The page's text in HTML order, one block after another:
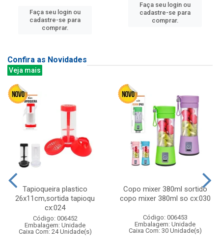
Faça seu login ou
cadastre-se para
comprar.
Faça seu login ou
cadastre-se para
comprar.
Confira as Novidades
Veja mais
Tapioqueira plastico
26x11cm,sortida tapioqu
cx:024
Código: 006452
Embalagem: Unidade
Caixa Com: 24 Unidade(s)
Copo mixer 380ml sortido
copo mixer 380ml so cx:030
Código: 006453
Embalagem: Unidade
Caixa Com: 30 Unidade(s)